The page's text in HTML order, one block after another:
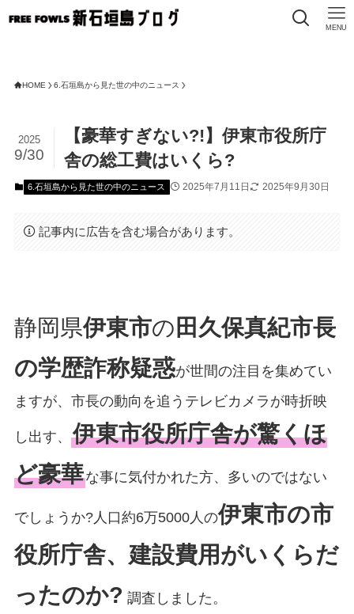
MENU
HOME 6.石垣島から見た世の中のニュース
【豪華すぎない?!】伊東市役所庁
舎の総工費はいくら?
2025
9/30
6.石垣島から見た世の中のニュース 2025年7月11日 2025年9月30日
記事内に広告を含む場合があります。
静岡県伊東市の 田久保真紀市長
の学歴詐称疑惑が世間の注目を集めてい
ますが、市長の動向を追うテレビカメラが時折映
し出す、 伊東市役所庁舎が驚くほ
ど豪華な事に気付かれた方、多いのではない
でしょうか?人口約6万5000人の伊東市の市
役所庁舎、建設費用がいくらだ
ったのか? 調査しました。